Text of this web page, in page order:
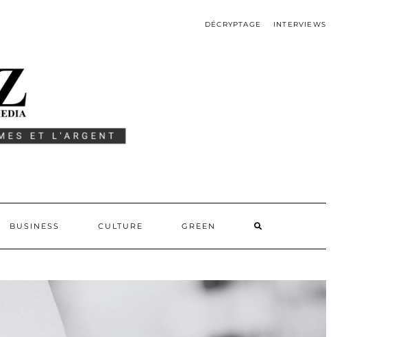
DÉCRYPTAGE INTERVIEWS
BUSINESS CULTURE GREEN